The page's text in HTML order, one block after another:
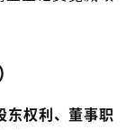
东权利、董事职